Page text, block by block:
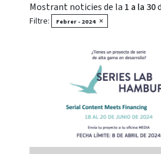
Mostrant noticies de la 1 a la 30
Filtre: Febrer - 2024 ×